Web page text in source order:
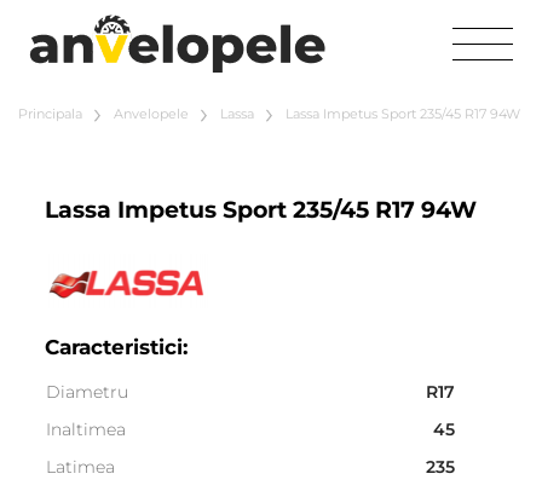
Principala Anvelopele Lassa Lassa Impetus Sport 235/45 R17 94W
Lassa Impetus Sport 235/45 R17 94W
Caracteristici:
Diametru
R17
Inaltimea
45
Latimea
235